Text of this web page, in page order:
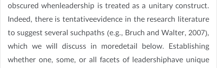
obscured whenleadership is treated as a unitary construct.
Indeed, there is tentativeevidence in the research literature
to suggest several suchpaths (e.g., Bruch and Walter, 2007),
which we will discuss in moredetail below. Establishing
whether one, some, or all facets of leadershiphave unique